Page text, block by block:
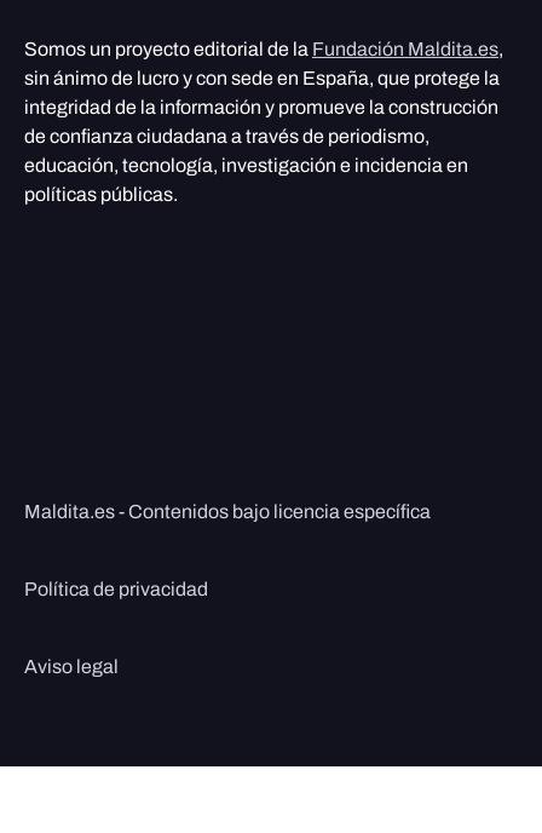
Somos un proyecto editorial de la Fundación Maldita.es,
sin ánimo de lucro y con sede en España, que protege la
integridad de la información y promueve la construcción
de confianza ciudadana a través de periodismo,
educación, tecnología, investigación e incidencia en
políticas públicas.
Maldita.es - Contenidos bajo licencia específica
Política de privacidad
Aviso legal